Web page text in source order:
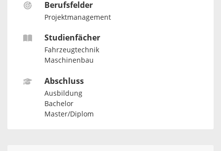
Berufsfelder
Projektmanagement
Studienfächer
Fahrzeugtechnik
Maschinenbau
Abschluss
Ausbildung
Bachelor
Master/Diplom